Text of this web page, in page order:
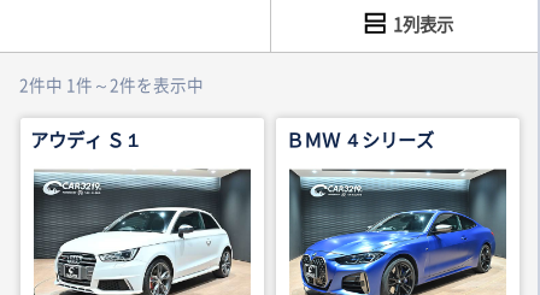
2件中 1件～2件を表示中
1列表示
アウディ Ｓ１ ＢＭＷ ４シリーズ